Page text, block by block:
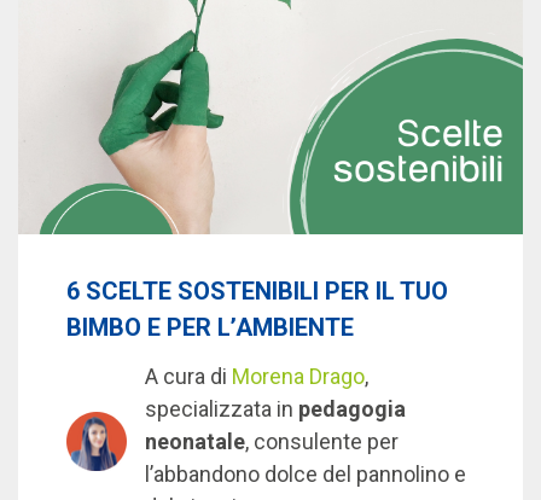
6 SCELTE SOSTENIBILI PER IL TUO
BIMBO E PER L’AMBIENTE
A cura di Morena Drago,
specializzata in pedagogia
neonatale, consulente per
l’abbandono dolce del pannolino e